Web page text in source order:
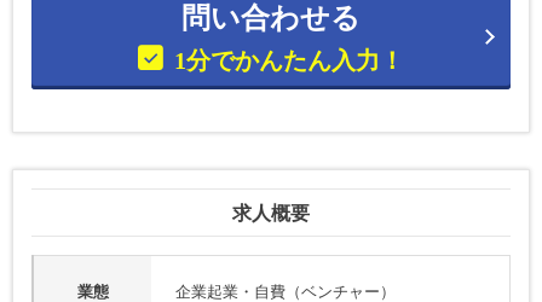
問い合わせる
1分でかんたん入力！
求人概要
業態 企業起業・自費（ベンチャー）